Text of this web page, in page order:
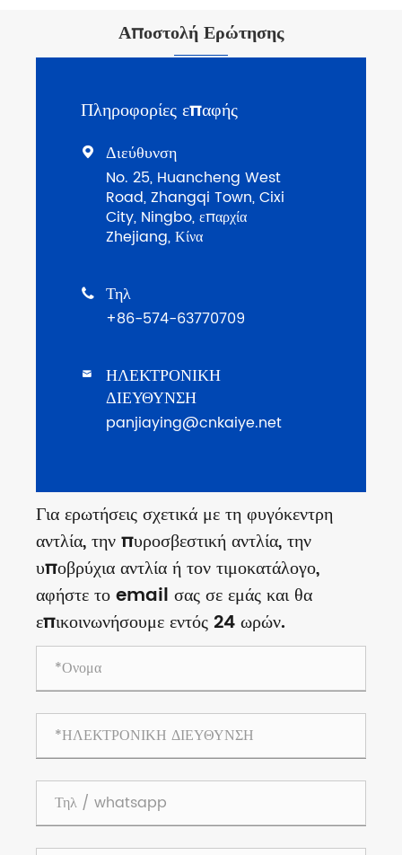
Αποστολή Ερώτησης
Πληροφορίες επαφής
 Διεύθυνση
No. 25, Huancheng West
Road, Zhangqi Town, Cixi
City, Ningbo, επαρχία
Zhejiang, Κίνα
 Τηλ
+86-574-63770709

ΗΛΕΚΤΡΟΝΙΚΗ
ΔΙΕΥΘΥΝΣΗ
panjiaying@cnkaiye.net
Για ερωτήσεις σχετικά με τη φυγόκεντρη
αντλία, την πυροσβεστική αντλία, την
υποβρύχια αντλία ή τον τιμοκατάλογο,
αφήστε το email σας σε εμάς και θα
επικοινωνήσουμε εντός 24 ωρών.